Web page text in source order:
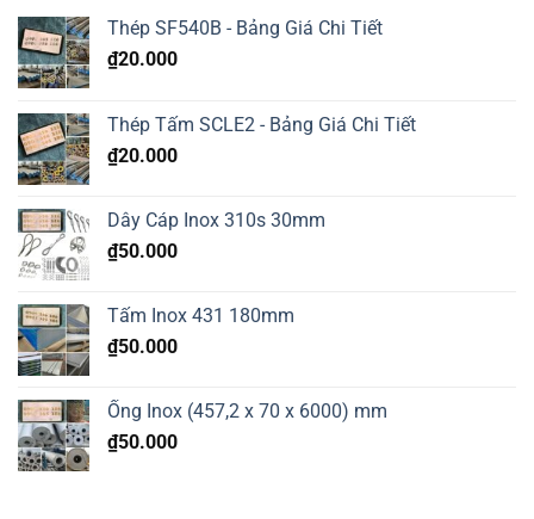
0902
2.0–
0902
Thép SF540B - Bảng Giá Chi Tiết
₫20.000
Thép Tấm SCLE2 - Bảng Giá Chi Tiết
₫20.000
Dây Cáp Inox 310s 30mm
₫50.000
Tấm Inox 431 180mm
₫50.000
Ống Inox (457,2 x 70 x 6000) mm
₫50.000